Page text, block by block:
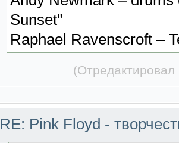
Sunset"
Raphael Ravenscroft –
RE: Pink Floyd -